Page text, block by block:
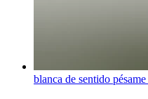
blanca de sentido pésame